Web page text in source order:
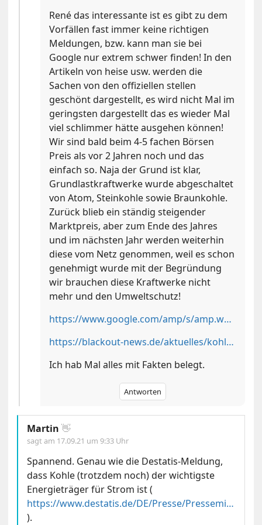
René das interessante ist es gibt zu dem
Vorfällen fast immer keine richtigen
Meldungen, bzw. kann man sie bei
Google nur extrem schwer finden! In den
Artikeln von heise usw. werden die
Sachen von den offiziellen stellen
geschönt dargestellt, es wird nicht Mal im
geringsten dargestellt das es wieder Mal
viel schlimmer hätte ausgehen können!
Wir sind bald beim 4-5 fachen Börsen
Preis als vor 2 Jahren noch und das
einfach so. Naja der Grund ist klar,
Grundlastkraftwerke wurde abgeschaltet
von Atom, Steinkohle sowie Braunkohle.
Zurück blieb ein ständig steigender
Marktpreis, aber zum Ende des Jahres
und im nächsten Jahr werden weiterhin
diese vom Netz genommen, weil es schon
genehmigt wurde mit der Begründung
wir brauchen diese Kraftwerke nicht
mehr und den Umweltschutz!
https://www.google.com/amp/s/amp.welt.de/wirtschaft/article227601671/Kohle-Ausstieg-Der-Fehlstart-wird-fuer-Uniper-zum-Geschaeftsmodell.html
https://blackout-news.de/aktuelles/kohleausstieg-hielt-nur-8-tage/
Ich hab Mal alles mit Fakten belegt.
Antworten
Martin 👋
sagt am 17.09.21 um 9:33 Uhr
Spannend. Genau wie die Destatis-Meldung,
dass Kohle (trotzdem noch) der wichtigste
Energieträger für Strom ist (
https://www.destatis.de/DE/Presse/Pressemitteilungen/2021/09/PD21_429_43312.html
).